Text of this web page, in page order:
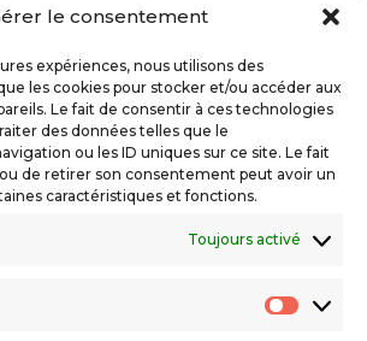
le consentement
expériences, nous utilisons des
les cookies pour stocker et/ou accéder aux
Le fait de consentir à ces technologies
des données telles que le
ou les ID uniques sur ce site. Le fait
de retirer son consentement peut avoir un
caractéristiques et fonctions.
Toujours activé
numérique